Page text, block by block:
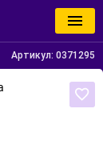
Артикул: 0371295